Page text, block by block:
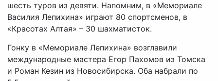
шесть туров из девяти. Напомним, в «Мемориале
Василия Лепихина» играют 80 спортсменов, в
«Красотах Алтая» – 30 шахматисток.
Гонку в «Мемориале Лепихина» возглавили
международные мастера Егор Пахомов из Томска
и Роман Кезин из Новосибирска. Оба набрали по